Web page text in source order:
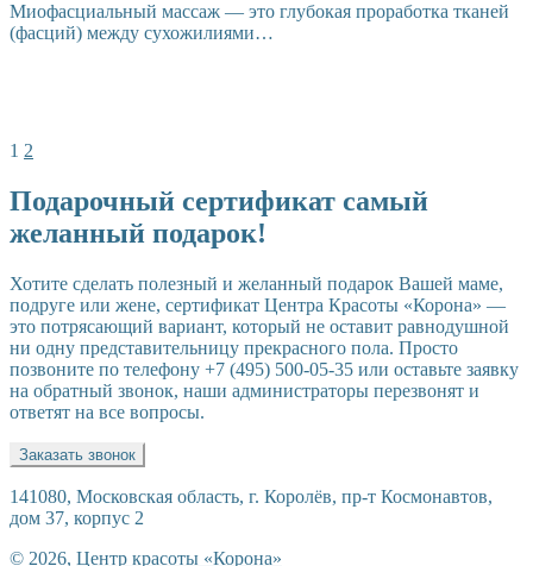
Миофасциальный массаж — это глубокая проработка тканей
(фасций) между сухожилиями…
Навигация
по
записям
1 2
Подарочный сертификат самый
желанный подарок!
Хотите сделать полезный и желанный подарок Вашей маме,
подруге или жене, сертификат Центра Красоты «Корона» —
это потрясающий вариант, который не оставит равнодушной
ни одну представительницу прекрасного пола. Просто
позвоните по телефону +7 (495) 500-05-35 или оставьте заявку
на обратный звонок, наши администраторы перезвонят и
ответят на все вопросы.
Заказать звонок
141080, Московская область, г. Королёв, пр-т Космонавтов,
дом 37, корпус 2
© 2026, Центр красоты «Корона»